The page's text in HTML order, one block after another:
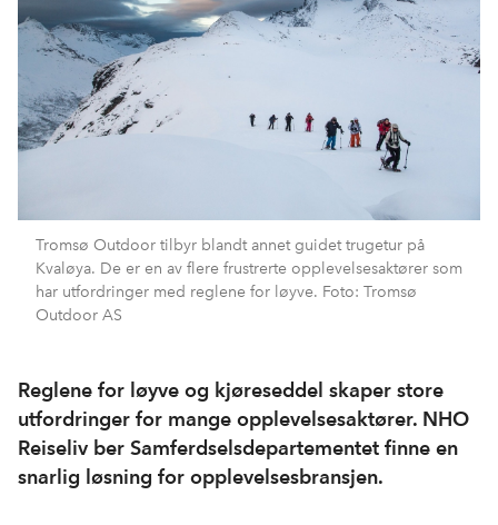
Tromsø Outdoor tilbyr blandt annet guidet trugetur på
Kvaløya. De er en av flere frustrerte opplevelsesaktører som
har utfordringer med reglene for løyve. Foto: Tromsø
Outdoor AS
Reglene for løyve og kjøreseddel skaper store
utfordringer for mange opplevelsesaktører. NHO
Reiseliv ber Samferdselsdepartementet finne en
snarlig løsning for opplevelsesbransjen.